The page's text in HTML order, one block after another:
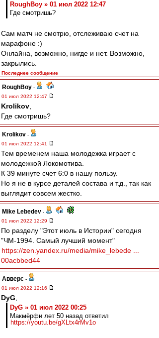
RoughBoy » 01 июл 2022 12:47
Где смотришь?
Сам матч не смотрю, отслеживаю счет на
марафоне :)
Онлайна, возможно, нигде и нет. Возможно,
закрылись.
Последнее сообщение
RoughBoy -
01 июл 2022 12:47
Krolikov
Где смотришь?
Krolikov -
01 июл 2022 12:41
Тем временем наша молодежка играет с
молодежкой Локомотива.
К 39 минуте счет 6:0 в нашу пользу.
Но я не в курсе деталей состава и т.д., так как
выглядит совсем жестко.
Mike Lebedev -
01 июл 2022 12:29
По разделу "Этот июль в Истории" сегодня
"ЧМ-1994. Самый лучший момент"
https://zen.yandex.ru/media/mike_lebede ...
00acbbed44
Авверс -
01 июл 2022 12:16
DyG
DyG » 01 июл 2022 00:25
Макмёрфи лет 50 назад ответил
https://youtu.be/gXLtx4rMv1o